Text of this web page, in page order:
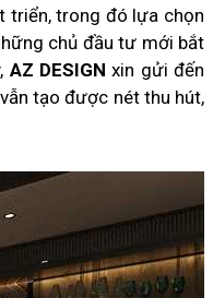
triển, trong đó lựa chọn
chủ đầu tư mới bắt
AZ DESIGN xin gửi đến
tạo được nét thu hút,